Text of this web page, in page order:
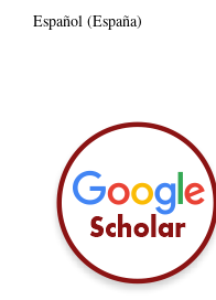
Español (España)